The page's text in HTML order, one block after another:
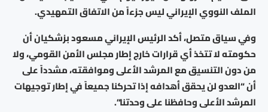
الملف النووي الإيراني ليس جزءاً من الاتفاق التمهيدي.
وفي سياق متصل، أكد الرئيس الإيراني مسعود بزشكيان أن
حكومته لا تتخذ أي قرارات خارج إطار مجلس الأمن القومي، ولا
من دون التنسيق مع المرشد الأعلى وموافقته، مشدداً على
أن “العدو لن يحقق أهدافه إذا تحركنا جميعاً في إطار توجيهات
المرشد الأعلى وحافظنا على وحدتنا”.